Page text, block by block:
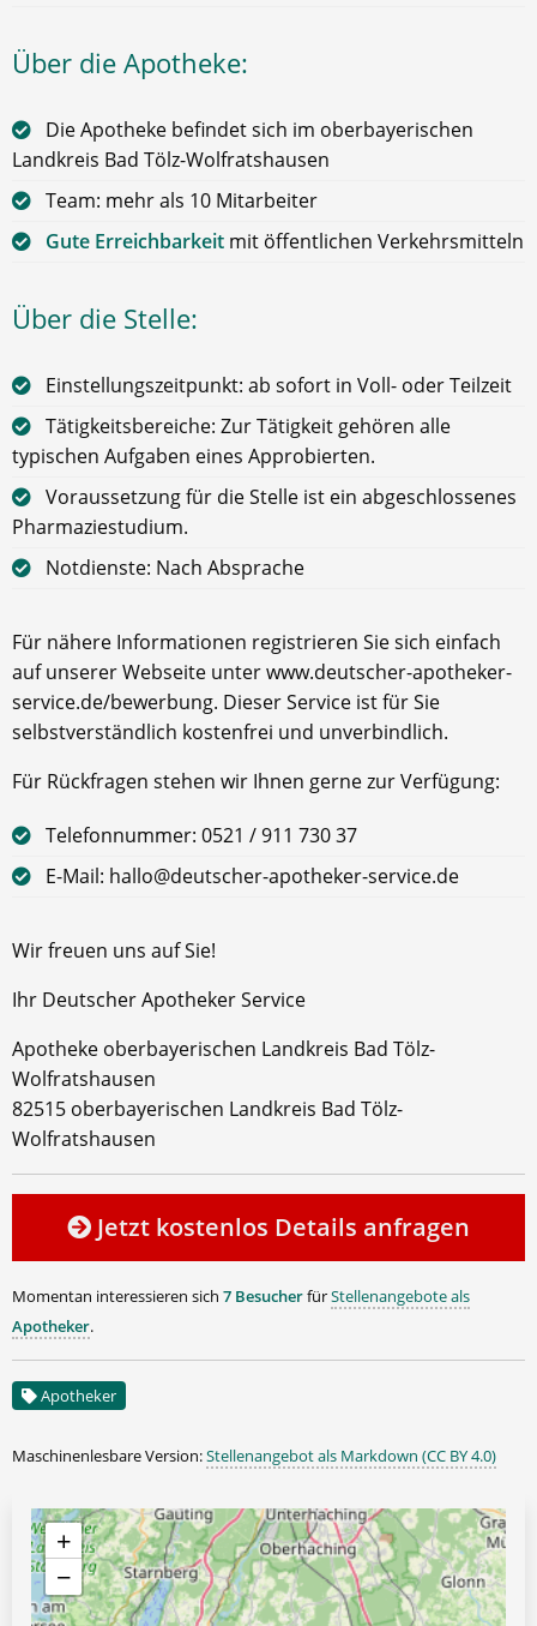
Über die Apotheke:
Die Apotheke befindet sich im oberbayerischen
Landkreis Bad Tölz-Wolfratshausen
Team: mehr als 10 Mitarbeiter
Gute Erreichbarkeit mit öffentlichen Verkehrsmitteln
Über die Stelle:
Einstellungszeitpunkt: ab sofort in Voll- oder Teilzeit
Tätigkeitsbereiche: Zur Tätigkeit gehören alle
typischen Aufgaben eines Approbierten.
Voraussetzung für die Stelle ist ein abgeschlossenes
Pharmaziestudium.
Notdienste: Nach Absprache
Für nähere Informationen registrieren Sie sich einfach
auf unserer Webseite unter www.deutscher-apotheker-
service.de/bewerbung. Dieser Service ist für Sie
selbstverständlich kostenfrei und unverbindlich.
Für Rückfragen stehen wir Ihnen gerne zur Verfügung:
Telefonnummer: 0521 / 911 730 37
E-Mail: hallo@deutscher-apotheker-service.de
Wir freuen uns auf Sie!
Ihr Deutscher Apotheker Service
Apotheke oberbayerischen Landkreis Bad Tölz-
Wolfratshausen
82515 oberbayerischen Landkreis Bad Tölz-
Wolfratshausen
Jetzt kostenlos Details anfragen
Momentan interessieren sich 7 BesucherfürStellenangebote als
Apotheker.
Apotheker
Maschinenlesbare Version:Stellenangebot als Markdown (CC BY 4.0)
+
−